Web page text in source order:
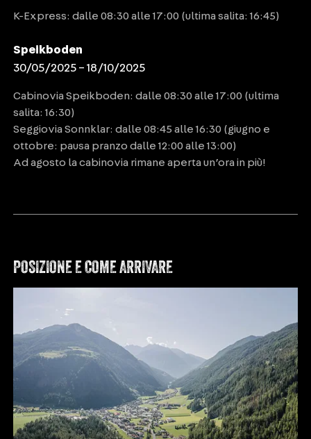
K-Express: dalle 08:30 alle 17:00 (ultima salita: 16:45)
Speikboden
30/05/2025 – 18/10/2025
Cabinovia Speikboden: dalle 08:30 alle 17:00 (ultima
salita: 16:30)
Seggiovia Sonnklar: dalle 08:45 alle 16:30 (giugno e
ottobre: pausa pranzo dalle 12:00 alle 13:00)
Ad agosto la cabinovia rimane aperta un’ora in più!
POSIZIONE E COME ARRIVARE